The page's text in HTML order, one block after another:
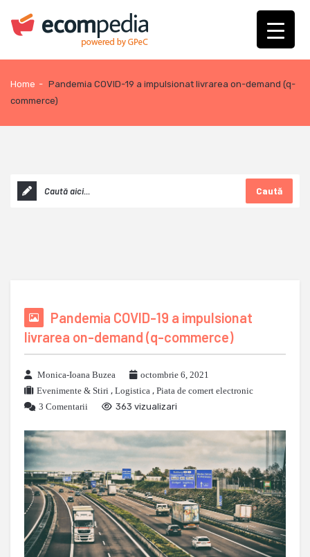
Home - Pandemia COVID-19 a impulsionat livrarea on-demand (q-
commerce)
Caută
Pandemia COVID-19 a impulsionat
livrarea on-demand (q-commerce)
Monica-Ioana Buzea
octombrie 6, 2021
Evenimente & Stiri , Logistica , Piata de comert electronic
3 Comentarii
363 vizualizari